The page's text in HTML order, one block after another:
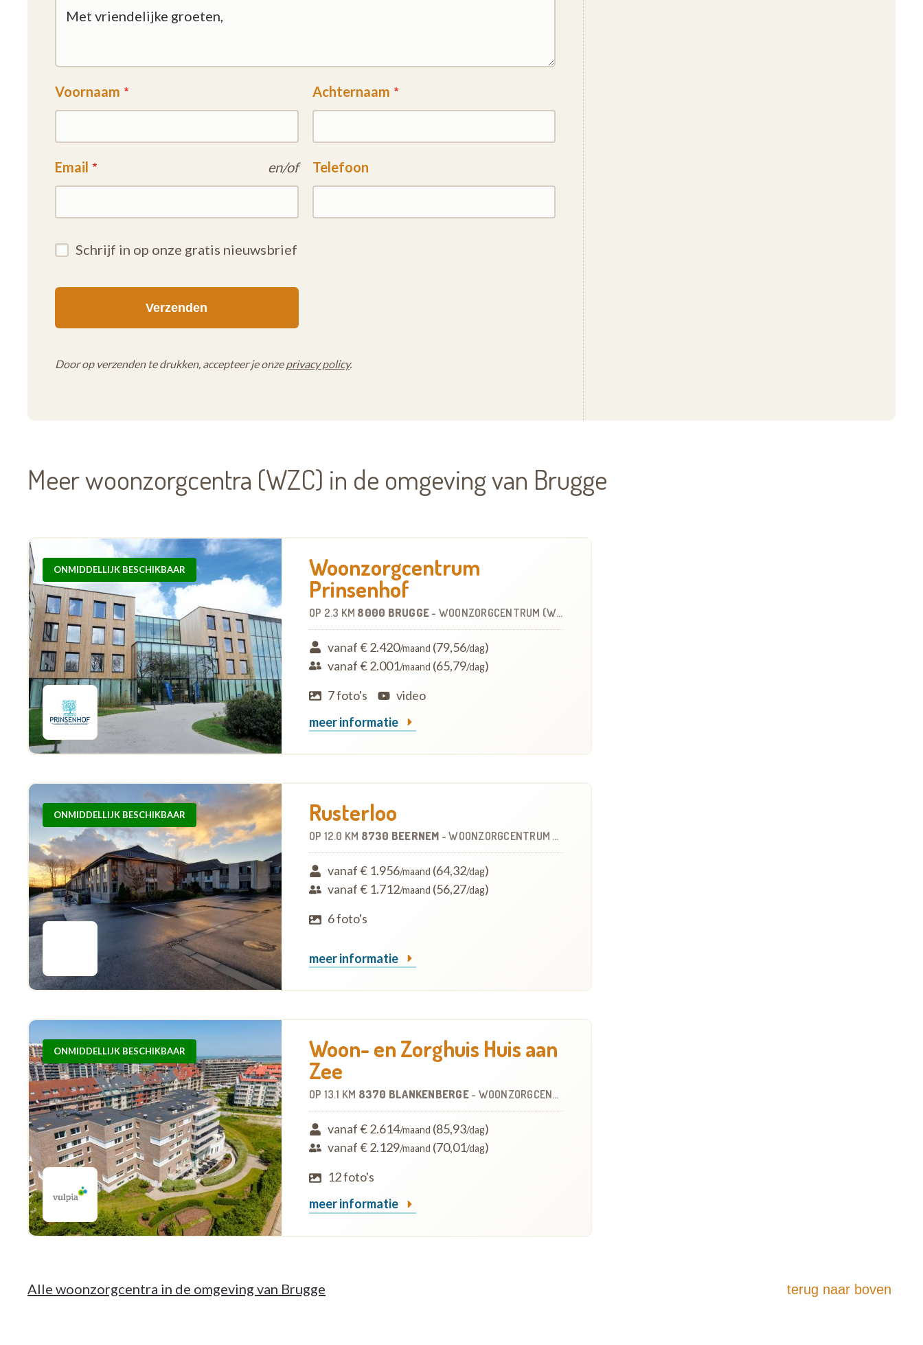
Voornaam Achternaam
Email en/of Telefoon
Schrijf in op onze gratis nieuwsbrief
Door op verzenden te drukken, accepteer je onzeprivacy policy.
Meer woonzorgcentra (WZC) in de omgeving van Brugge
ONMIDDELLIJK BESCHIKBAAR Woonzorgcentrum
Prinsenhof
OP 2.3 KM 8000 BRUGGE - WOONZORGCENTRUM (WZC)
vanaf € 2.420/maand (79,56/dag)
vanaf € 2.001/maand (65,79/dag)
7 foto's
video
meer informatie
ONMIDDELLIJK BESCHIKBAAR Rusterloo
OP 12.0 KM 8730 BEERNEM -WOONZORGCENTRUM (WZC)
vanaf € 1.956/maand (64,32/dag)
vanaf € 1.712/maand (56,27/dag)
6 foto's
meer informatie
ONMIDDELLIJK BESCHIKBAAR Woon- en Zorghuis Huis aan
Zee
OP 13.1 KM 8370 BLANKENBERGE - WOONZORGCENTRUM (WZC)
vanaf € 2.614/maand (85,93/dag)
vanaf € 2.129/maand (70,01/dag)
12 foto's
meer informatie
Alle woonzorgcentra in de omgeving van Brugge terug naar boven